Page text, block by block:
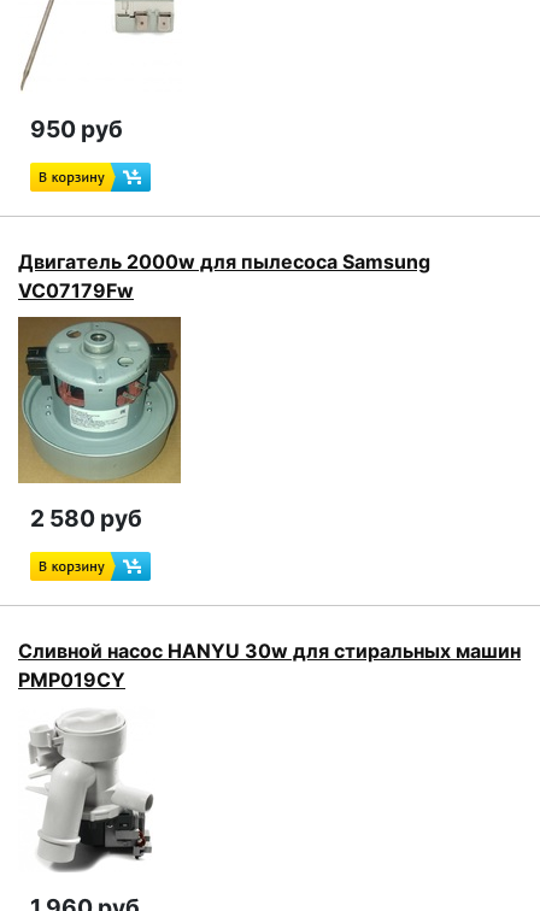
950 руб
Двигатель 2000w для пылесоса Samsung
VC07179Fw
2 580 руб
Сливной насос HANYU 30w для стиральных машин
PMP019CY